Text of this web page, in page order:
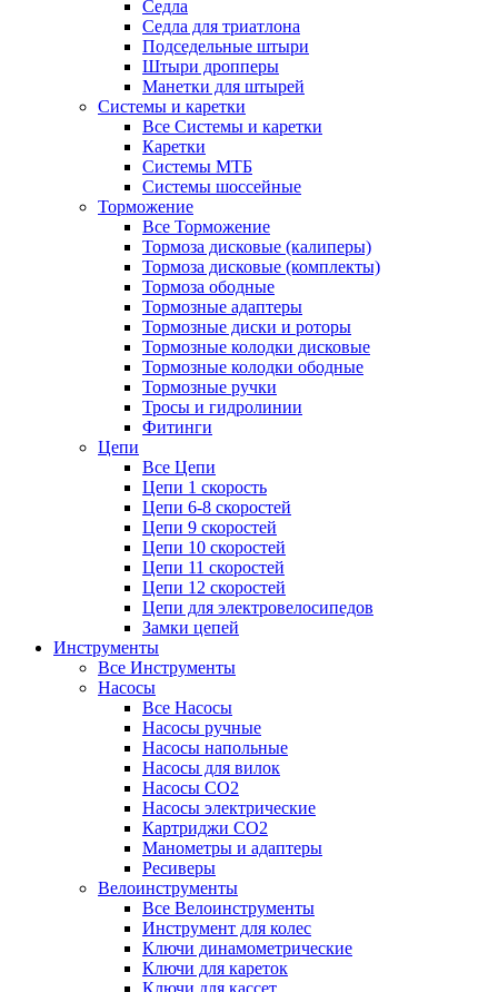
Седла
Седла для триатлона
Подседельные штыри
Штыри дропперы
Манетки для штырей
Системы и каретки
Все Системы и каретки
Каретки
Системы МТБ
Системы шоссейные
Торможение
Все Торможение
Тормоза дисковые (калиперы)
Тормоза дисковые (комплекты)
Тормоза ободные
Тормозные адаптеры
Тормозные диски и роторы
Тормозные колодки дисковые
Тормозные колодки ободные
Тормозные ручки
Тросы и гидролинии
Фитинги
Цепи
Все Цепи
Цепи 1 скорость
Цепи 6-8 скоростей
Цепи 9 скоростей
Цепи 10 скоростей
Цепи 11 скоростей
Цепи 12 скоростей
Цепи для электровелосипедов
Замки цепей
Инструменты
Все Инструменты
Насосы
Все Насосы
Насосы ручные
Насосы напольные
Насосы для вилок
Насосы CO2
Насосы электрические
Картриджи CO2
Манометры и адаптеры
Ресиверы
Велоинструменты
Все Велоинструменты
Инструмент для колес
Ключи динамометрические
Ключи для кареток
Ключи для кассет